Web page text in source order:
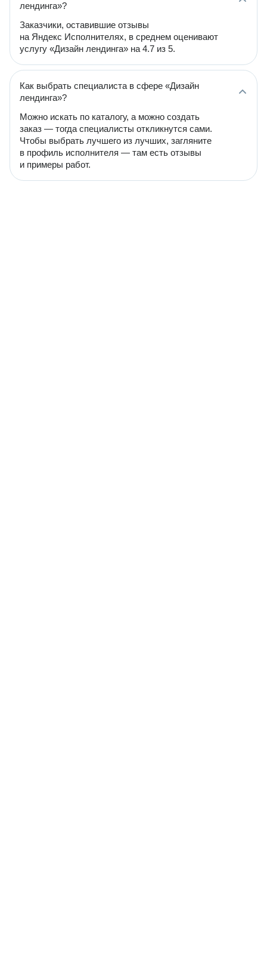
лендинга»?
Заказчики, оставившие отзывы
на Яндекс Исполнителях, в среднем оценивают
услугу «Дизайн лендинга» на 4.7 из 5.
Как выбрать специалиста в сфере «Дизайн
лендинга»?
Можно искать по каталогу, а можно создать
заказ — тогда специалисты откликнутся сами.
Чтобы выбрать лучшего из лучших, загляните
в профиль исполнителя — там есть отзывы
и примеры работ.